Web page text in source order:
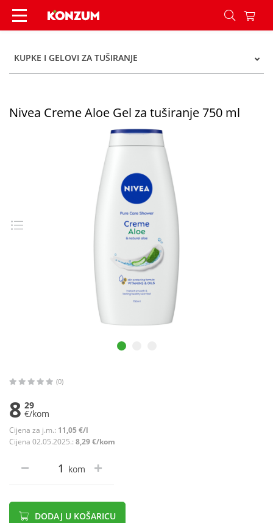
Nivea Creme Aloe Gel za tuširanje 750 ml -
KUPKE I GELOVI ZA TUŠIRANJE
Nivea Creme Aloe Gel za tuširanje 750 ml
(0)
8 29
€/kom
Cijena za j.m.: 11,05 €/l
Cijena 02.05.2025.: 8,29 €/kom
kom
DODAJ U KOŠARICU